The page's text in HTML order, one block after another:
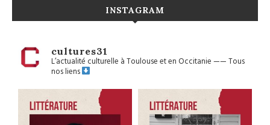
INSTAGRAM
cultures31
L’actualité culturelle à Toulouse et en Occitanie——Tous
nos liens